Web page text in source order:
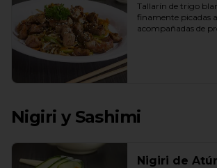
Tallarín de trigo
finamente picadas
acompañadas de
Nigiri y Sashimi
Nigiri de